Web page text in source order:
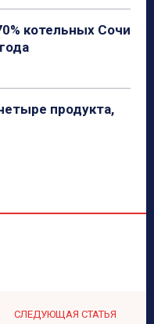
котельных Сочи
продукта,
СЛЕДУЮЩАЯ СТАТЬЯ